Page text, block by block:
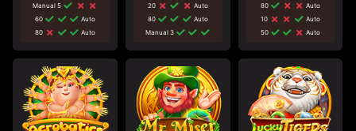
Manual 5
60
Auto
80
Auto
20
Auto
80
Auto
Manual 3
80
Auto
10
Auto
50
Auto